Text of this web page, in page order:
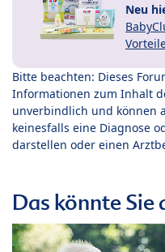
Neu
Bitte beachten: Dieses
Informationen zum Inhalt
unverbindlich und können
keinesfalls eine Diagnose
darstellen oder einen
Das könnte Sie